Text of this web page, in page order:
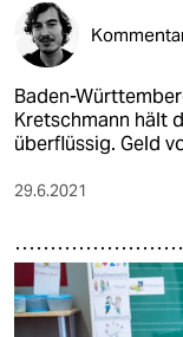
Baden-
Kretschmann hält
überflüssig. Geld
29.6.2021